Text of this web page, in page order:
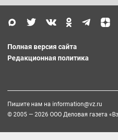
Полная версия сайта
Редакционная политика
Пишите нам на information@vz.ru
© 2005 — 2026 ООО Деловая газета